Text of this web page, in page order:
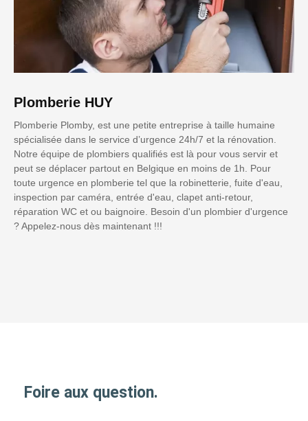
Plomberie HUY
Plomberie Plomby, est une petite entreprise à taille humaine
spécialisée dans le service d’urgence 24h/7 et la rénovation.
Notre équipe de plombiers qualifiés est là pour vous servir et
peut se déplacer partout en Belgique en moins de 1h. Pour
toute urgence en plomberie tel que la robinetterie, fuite d'eau,
inspection par caméra, entrée d'eau, clapet anti-retour,
réparation WC et ou baignoire. Besoin d'un plombier d'urgence
? Appelez-nous dès maintenant !!!
Foire aux question.